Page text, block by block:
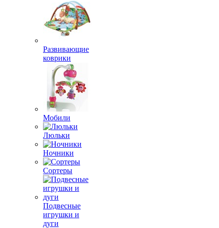
Развивающие
коврики
Мобили
Люльки
Ночники
Сортеры
Подвесные
игрушки и
дуги